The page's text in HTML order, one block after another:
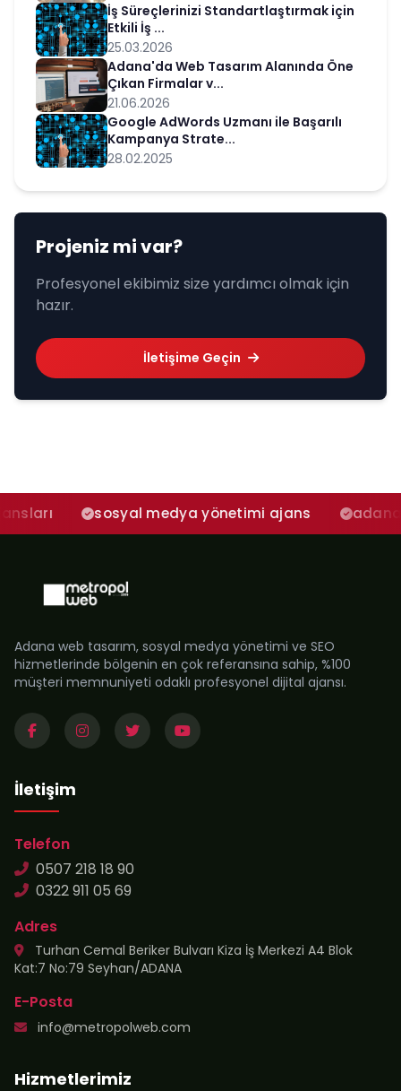
İş Süreçlerinizi Standartlaştırmak için
Etkili İş ...
25.03.2026
Adana'da Web Tasarım Alanında Öne
Çıkan Firmalar v...
21.06.2026
Google AdWords Uzmanı ile Başarılı
Kampanya Strate...
28.02.2025
Projeniz mi var?
Profesyonel ekibimiz size yardımcı olmak için
hazır.
İletişime Geçin
sosyal medya yönetimi ajans adana sosyal
Adana web tasarım, sosyal medya yönetimi ve SEO
hizmetlerinde bölgenin en çok referansına sahip, %100
müşteri memnuniyeti odaklı profesyonel dijital ajansı.
İletişim
Telefon
0507 218 18 90
0322 911 05 69
Adres
Turhan Cemal Beriker Bulvarı Kiza İş Merkezi A4 Blok
Kat:7 No:79 Seyhan/ADANA
E-Posta
info@metropolweb.com
Hizmetlerimiz